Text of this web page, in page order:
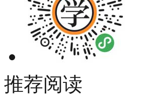
推荐阅读